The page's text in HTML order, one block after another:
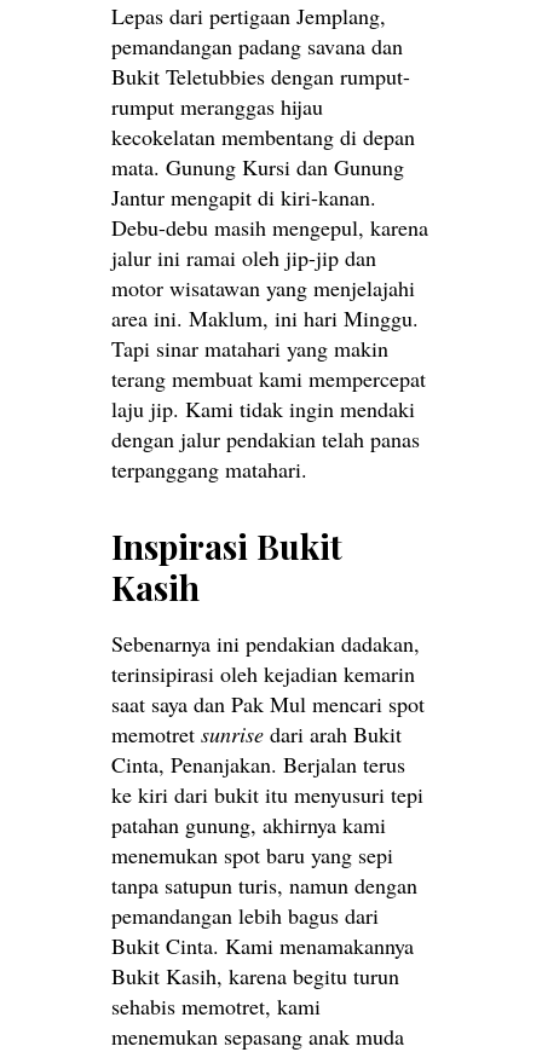
Lepas dari pertigaan Jemplang,
pemandangan padang savana dan
Bukit Teletubbies dengan rumput-
rumput meranggas hijau
kecokelatan membentang di depan
mata. Gunung Kursi dan Gunung
Jantur mengapit di kiri-kanan.
Debu-debu masih mengepul, karena
jalur ini ramai oleh jip-jip dan
motor wisatawan yang menjelajahi
area ini. Maklum, ini hari Minggu.
Tapi sinar matahari yang makin
terang membuat kami mempercepat
laju jip. Kami tidak ingin mendaki
dengan jalur pendakian telah panas
terpanggang matahari.
Inspirasi Bukit
Kasih
Sebenarnya ini pendakian dadakan,
terinsipirasi oleh kejadian kemarin
saat saya dan Pak Mul mencari spot
memotret sunrise dari arah Bukit
Cinta, Penanjakan. Berjalan terus
ke kiri dari bukit itu menyusuri tepi
patahan gunung, akhirnya kami
menemukan spot baru yang sepi
tanpa satupun turis, namun dengan
pemandangan lebih bagus dari
Bukit Cinta. Kami menamakannya
Bukit Kasih, karena begitu turun
sehabis memotret, kami
menemukan sepasang anak muda